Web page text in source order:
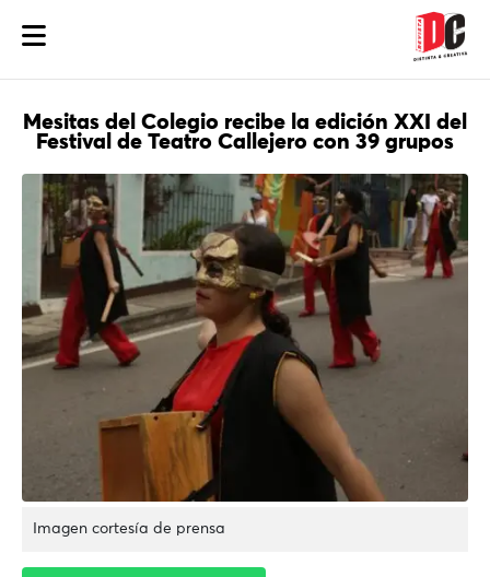
Mesitas del Colegio recibe la edición XXI del
Festival de Teatro Callejero con 39 grupos
Imagen cortesía de prensa